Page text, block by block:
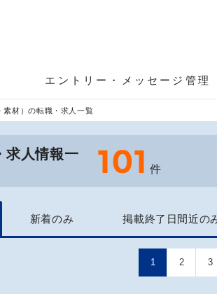
エントリー・メッセージ管理
素材）の転職・求人一覧
求人情報一
101 件
新着のみ 掲載終了日間近の
1 2 3